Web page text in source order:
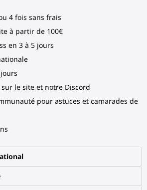
4 fois sans frais
à partir de 100€
en 3 à 5 jours
le site et notre Discord
pour astuces et camarades de